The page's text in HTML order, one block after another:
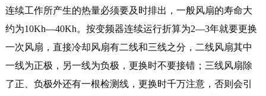
连续工作所产生的热量必须要及时排出，一般风扇的寿命大
约为10Kh—40Kh。按变频器连续运行折算为2—3年就要更换
一次风扇，直接冷却风扇有二线和三线之分，二线风扇其中
一线为正极，另一线为负极，更换时不要接错；三线风扇除
了正、负极外还有一根检测线，更换时千万注意，否则会引